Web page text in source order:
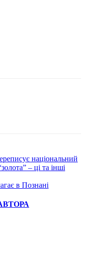
національний
– ці та інші
в Познані